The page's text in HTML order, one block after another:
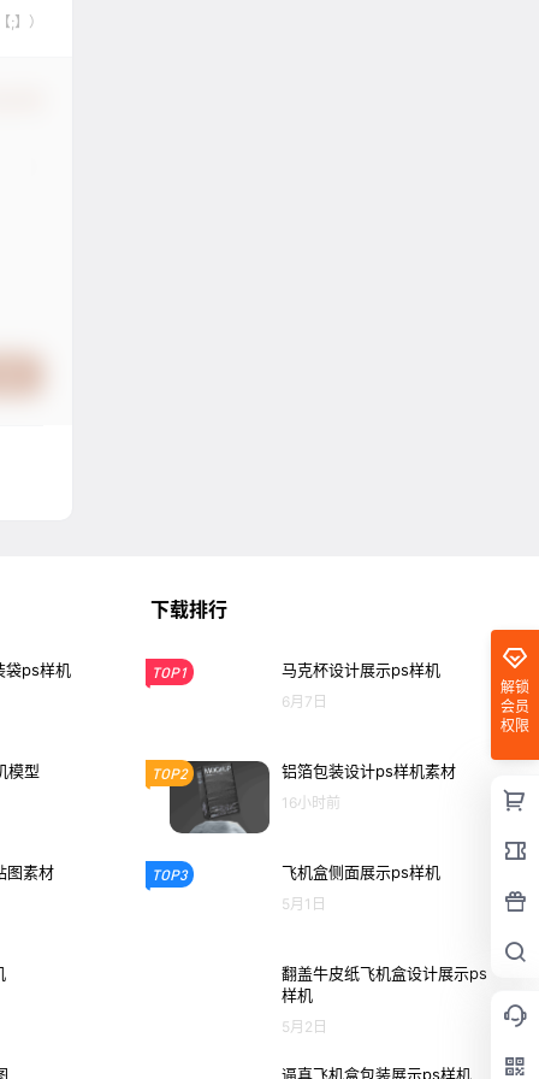
】）
解锁
会员
权限
袋ps样机
模型
图素材
下载排行
TOP1 马克杯设计展示ps样机
6月7日
TOP2 铝箔包装设计ps样机素材
16小时前
TOP3 飞机盒侧面展示ps样机
5月1日
翻盖牛皮纸飞机盒设计展示ps
样机
5月2日
逼真飞机盒包装展示ps样机